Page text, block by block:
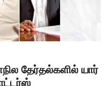
தேர்தல்களில் யார்